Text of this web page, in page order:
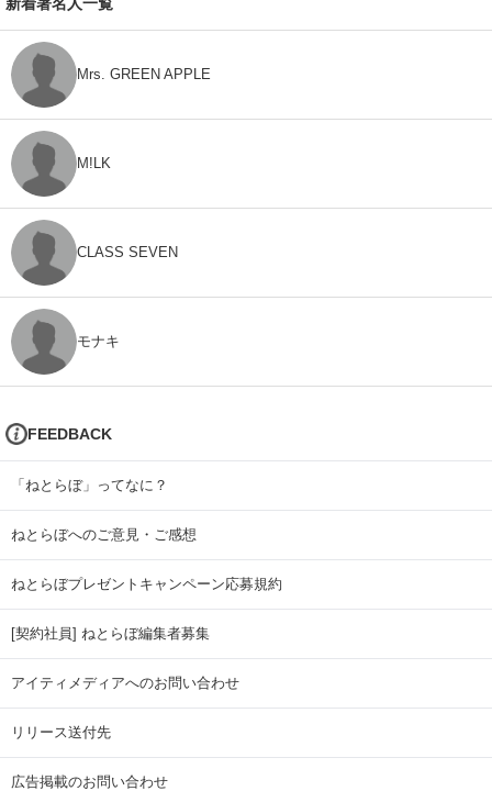
Mrs. GREEN APPLE
M!LK
CLASS SEVEN
モナキ
FEEDBACK
「ねとらぼ」ってなに？
ねとらぼへのご意見・ご感想
ねとらぼプレゼントキャンペーン応募規約
[契約社員] ねとらぼ編集者募集
アイティメディアへのお問い合わせ
リリース送付先
広告掲載のお問い合わせ